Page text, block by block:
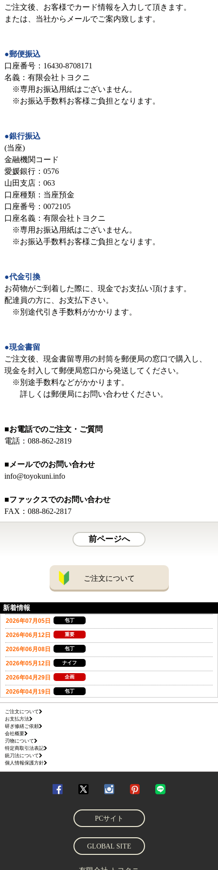
ご注文後、お客様でカード情報を入力して頂きます。
または、当社からメールでご案内致します。
●郵便振込
口座番号：16430-8708171
名義：有限会社トヨクニ
※専用お振込用紙はございません。
※お振込手数料お客様ご負担となります。
●銀行振込
(当座)
金融機関コード
愛媛銀行：0576
山田支店：063
口座種類：当座預金
口座番号：0072105
口座名義：有限会社トヨクニ
※専用お振込用紙はございません。
※お振込手数料お客様ご負担となります。
●代金引換
お荷物がご到着した際に、現金でお支払い頂けます。
配達員の方に、お支払下さい。
※別途代引き手数料がかかります。
●現金書留
ご注文後、現金書留専用の封筒を郵便局の窓口で購入し、
現金を封入して郵便局窓口から発送してください。
※別途手数料などがかかります。
詳しくは郵便局にお問い合わせください。
■お電話でのご注文・ご質問
電話： 088-862-2819
■メールでのお問い合わせ
info@toyokuni.info
■ファックスでのお問い合わせ
FAX：088-862-2817
前ページへ
ご注文について
新着情報
ご注文について
お支払方法
研ぎ修繕ご依頼
会社概要
刃物について
特定商取引法表記
銃刀法について
個人情報保護方針
PCサイト
GLOBAL SITE